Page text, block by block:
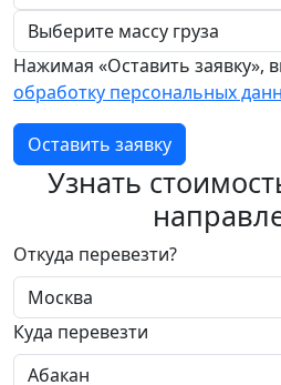
Нажимая «Оставить заявку»,
обработку персональных
Оставить заявку
Узнать
Откуда перевезти?
Куда перевезти